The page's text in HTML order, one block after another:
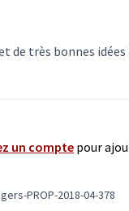
de très bonnes
un compte pour
PROP-2018-04-378